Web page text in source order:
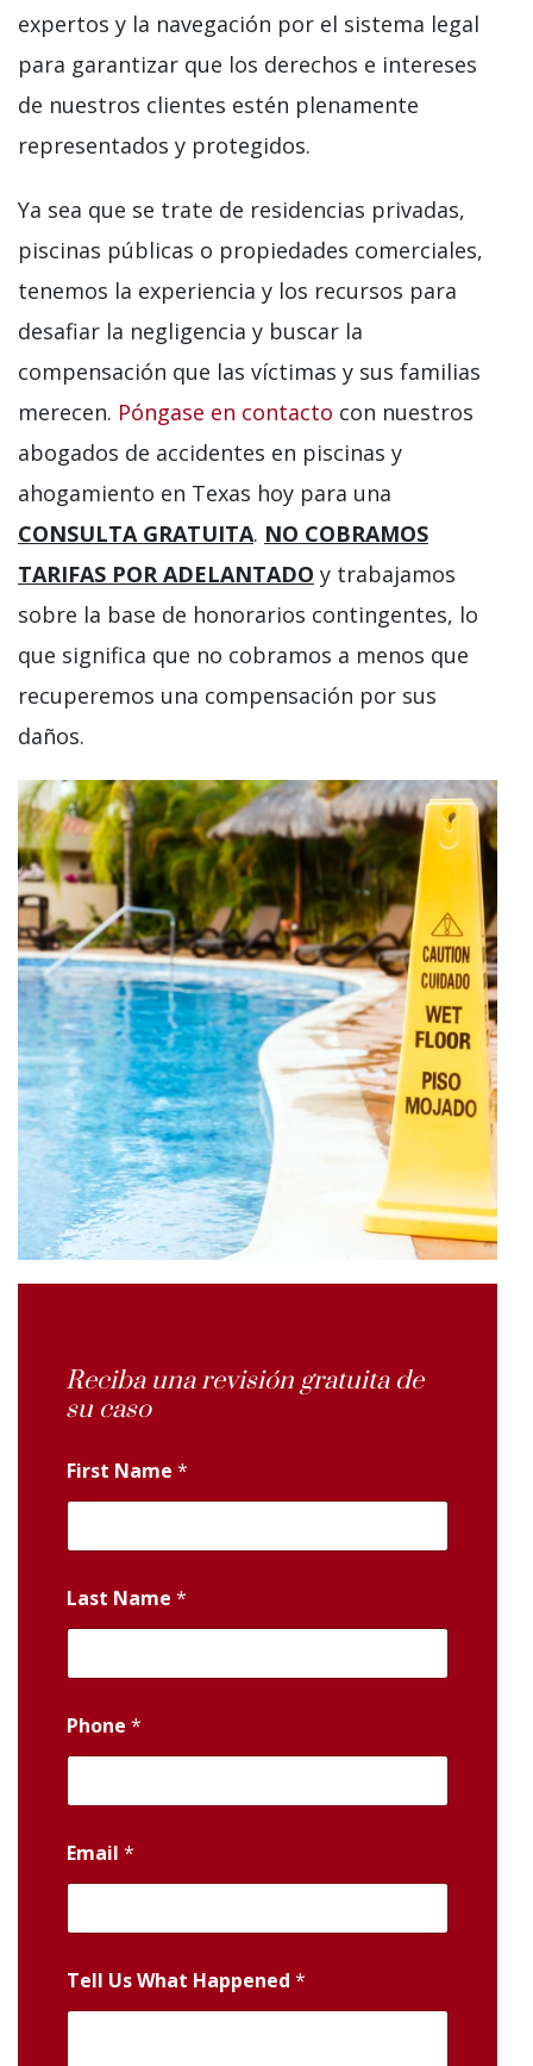
expertos y la navegación por el sistema legal
para garantizar que los derechos e intereses
de nuestros clientes estén plenamente
representados y protegidos.
Ya sea que se trate de residencias privadas,
piscinas públicas o propiedades comerciales,
tenemos la experiencia y los recursos para
desafiar la negligencia y buscar la
compensación que las víctimas y sus familias
merecen. Póngase en contacto con nuestros
abogados de accidentes en piscinas y
ahogamiento en Texas hoy para una
CONSULTA GRATUITA. NO COBRAMOS
TARIFAS POR ADELANTADO y trabajamos
sobre la base de honorarios contingentes, lo
que significa que no cobramos a menos que
recuperemos una compensación por sus
daños.
Reciba una revisión gratuita de
su caso
First Name *
Last Name *
Phone *
Email *
Tell Us What Happened *